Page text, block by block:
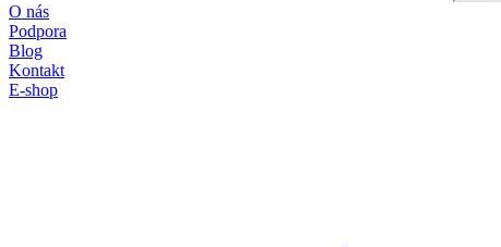
O nás
Podpora
Blog
Kontakt
E-shop